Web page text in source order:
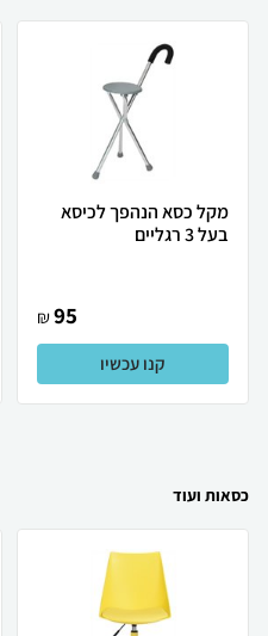
מקל כסא הנהפך לכיסא
בעל 3 רגליים
95
₪
קנו עכשיו
כסאות ועוד